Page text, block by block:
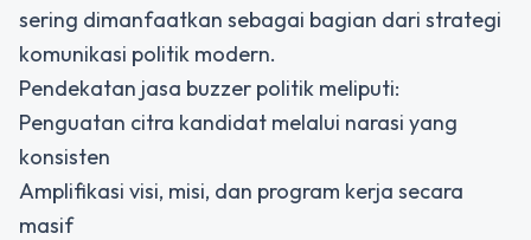
sering dimanfaatkan sebagai bagian dari strategi
komunikasi politik modern.
Pendekatan jasa buzzer politik meliputi:
Penguatan citra kandidat melalui narasi yang
konsisten
Amplifikasi visi, misi, dan program kerja secara
masif